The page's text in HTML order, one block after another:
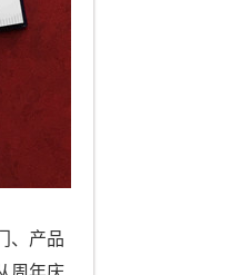
、产品